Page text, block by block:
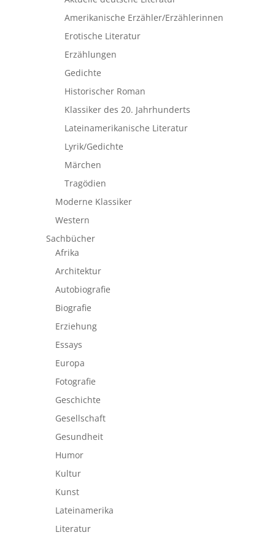
Amerikanische Erzähler/Erzählerinnen
Erotische Literatur
Erzählungen
Gedichte
Historischer Roman
Klassiker des 20. Jahrhunderts
Lateinamerikanische Literatur
Lyrik/Gedichte
Märchen
Tragödien
Moderne Klassiker
Western
Sachbücher
Afrika
Architektur
Autobiografie
Biografie
Erziehung
Essays
Europa
Fotografie
Geschichte
Gesellschaft
Gesundheit
Humor
Kultur
Kunst
Lateinamerika
Literatur